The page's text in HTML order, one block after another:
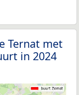
Ternat met
in 2024